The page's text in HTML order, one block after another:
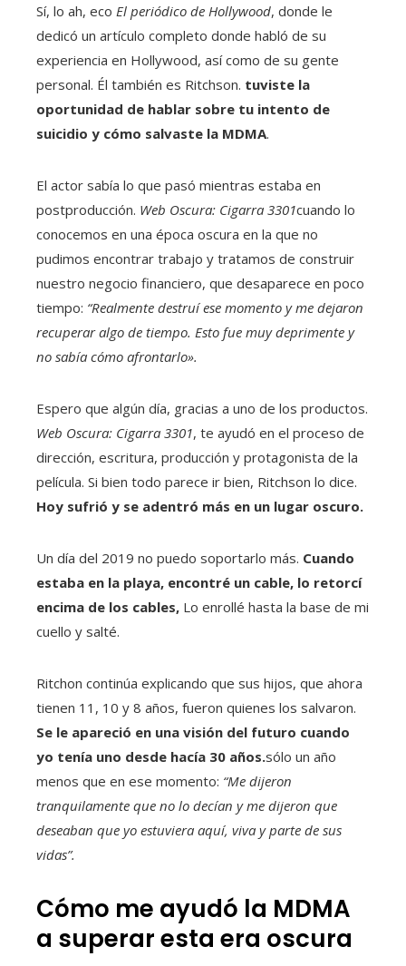
Sí, lo ah, eco El periódico de Hollywood, donde le
dedicó un artículo completo donde habló de su
experiencia en Hollywood, así como de su gente
personal. Él también es Ritchson. tuviste la
oportunidad de hablar sobre tu intento de
suicidio y cómo salvaste la MDMA.
El actor sabía lo que pasó mientras estaba en
postproducción. Web Oscura: Cigarra 3301cuando lo
conocemos en una época oscura en la que no
pudimos encontrar trabajo y tratamos de construir
nuestro negocio financiero, que desaparece en poco
tiempo: “Realmente destruí ese momento y me dejaron
recuperar algo de tiempo. Esto fue muy deprimente y
no sabía cómo afrontarlo».
Espero que algún día, gracias a uno de los productos.
Web Oscura: Cigarra 3301, te ayudó en el proceso de
dirección, escritura, producción y protagonista de la
película. Si bien todo parece ir bien, Ritchson lo dice.
Hoy sufrió y se adentró más en un lugar oscuro.
Un día del 2019 no puedo soportarlo más. Cuando
estaba en la playa, encontré un cable, lo retorcí
encima de los cables, Lo enrollé hasta la base de mi
cuello y salté.
Ritchon continúa explicando que sus hijos, que ahora
tienen 11, 10 y 8 años, fueron quienes los salvaron.
Se le apareció en una visión del futuro cuando
yo tenía uno desde hacía 30 años.sólo un año
menos que en ese momento: “Me dijeron
tranquilamente que no lo decían y me dijeron que
deseaban que yo estuviera aquí, viva y parte de sus
vidas”.
Cómo me ayudó la MDMA
a superar esta era oscura